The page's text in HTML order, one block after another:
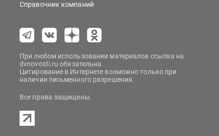
Справочник компаний
При любом использовании материалов ссылка на
dvnovosti.ru обязательна.
Цитирование в Интернете возможно только при
наличии письменного разрешения.
Все права защищены.